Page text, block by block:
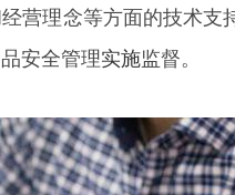
营理念等方面的技术支
安全管理实施监督。